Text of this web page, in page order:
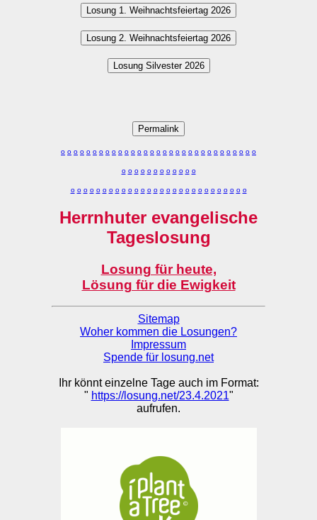
Losung 1. Weihnachtsfeiertag 2026
Losung 2. Weihnachtsfeiertag 2026
Losung Silvester 2026
Permalink
o o o o o o o o o o o o o o o o o o o o o o o o o o o o o o o
o o o o o o o o o o o o
o o o o o o o o o o o o o o o o o o o o o o o o o o o o
Herrnhuter evangelische
Tageslosung
Losung für heute,
Lösung für die Ewigkeit
Sitemap
Woher kommen die Losungen?
Impressum
Spende für losung.net
Ihr könnt einzelne Tage auch im Format:
" https://losung.net/23.4.2021"
aufrufen.